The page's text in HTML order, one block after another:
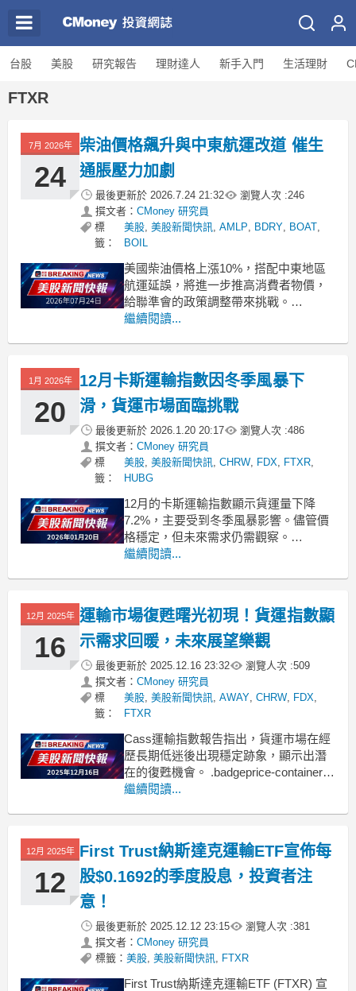
台股 美股 研究報告 理財達人 新手入門 生活理財
FTXR
7月 2026年
24
柴油價格飆升與中東航運改道 催生
通脹壓力加劇
最後更新於 2026.7.24 21:32 瀏覽人次 :246
撰文者： CMoney 研究員
標
籤：
美股, 美股新聞快訊, AMLP, BDRY, BOAT,
BOIL
美國柴油價格上漲10%，搭配中東地區
航運延誤，將進一步推高消費者物價，
給聯準會的政策調整帶來挑戰。
.badgeprice-container {
gap: 1rem !important;
繼續閱讀...
1月 2026年
20
12月卡斯運輸指數因冬季風暴下
滑，貨運市場面臨挑戰
最後更新於 2026.1.20 20:17 瀏覽人次 :486
撰文者： CMoney 研究員
標
籤：
美股,美股新聞快訊,CHRW, FDX, FTXR,
HUBG
12月的卡斯運輸指數顯示貨運量下降
7.2%，主要受到冬季風暴影響。儘管價
格穩定，但未來需求仍需觀察。
.badgeprice-container {
gap: 1rem !important;
繼續閱讀...
12月 2025年
16
運輸市場復甦曙光初現！貨運指數顯
示需求回暖，未來展望樂觀
最後更新於 2025.12.16 23:32 瀏覽人次 :509
撰文者： CMoney 研究員
標
籤：
美股, 美股新聞快訊, AWAY, CHRW, FDX,
FTXR
Cass運輸指數報告指出，貨運市場在經
歷長期低迷後出現穩定跡象，顯示出潛
在的復甦機會。 .badgeprice-container {
display: flex !important;
flex-wr
繼續閱讀...
12月 2025年
12
First Trust納斯達克運輸ETF宣佈每
股$0.1692的季度股息，投資者注
意！
最後更新於 2025.12.12 23:15 瀏覽人次 :381
撰文者： CMoney 研究員
標籤： 美股, 美股新聞快訊, FTXR
First Trust納斯達克運輸ETF (FTXR) 宣